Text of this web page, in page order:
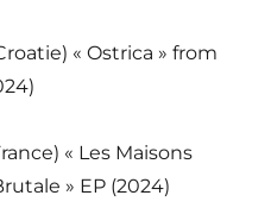
« Ostrica » from
« Les Maisons
» EP (2024)